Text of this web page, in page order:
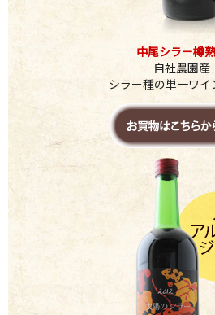
中尾シラー樽
自社農園産
シラー種の単一ワイ